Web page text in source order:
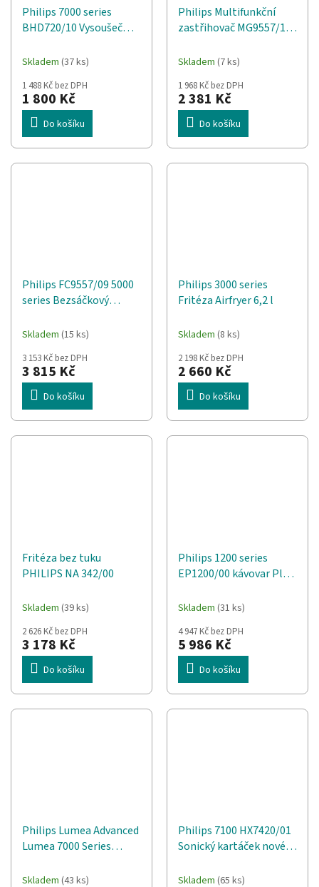
Philips 7000 series
BHD720/10 Vysoušeč
ThermoShield Advanced
Skladem (37 ks)
1 488 Kč bez DPH
1 800 Kč
Do košíku
Philips Multifunkční
zastřihovač MG9557/15
Skladem (7 ks)
1 968 Kč bez DPH
2 381 Kč
Do košíku
Philips FC9557/09 5000
series Bezsáčkový
Skladem (15 ks)
3 153 Kč bez DPH
3 815 Kč
Do košíku
Philips 3000 series
Fritéza Airfryer 6,2 l
Skladem (8 ks)
2 198 Kč bez DPH
2 660 Kč
Do košíku
Fritéza bez tuku
PHILIPS NA 342/00
Skladem (39 ks)
2 626 Kč bez DPH
3 178 Kč
Do košíku
Philips 1200 series
EP1200/00 kávovar Plně
kávovar 1,8 l
Skladem (31 ks)
4 947 Kč bez DPH
5 986 Kč
Do košíku
Philips Lumea Advanced
Lumea 7000 Series
na odstraňování
Skladem (43 ks)
Philips 7100 HX7420/01
Sonický kartáček nové
Skladem (65 ks)